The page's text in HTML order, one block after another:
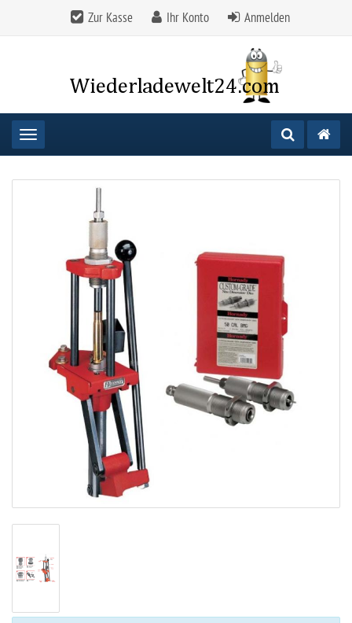
Zur Kasse Ihr Konto Anmelden
Toggle navigation